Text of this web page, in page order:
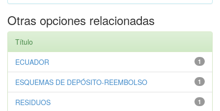
Otras opciones relacionadas
Título
1
ECUADOR
1
ESQUEMAS DE DEPÓSITO-REEMBOLSO
1
RESIDUOS